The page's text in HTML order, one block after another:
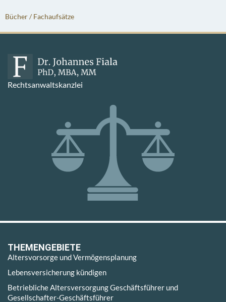
Bücher / Fachaufsätze
Rechtsanwaltskanzlei
THEMENGEBIETE
Altersvorsorge und Vermögensplanung
Lebensversicherung kündigen
Betriebliche Altersversorgung Geschäftsführer und
Gesellschafter-Geschäftsführer